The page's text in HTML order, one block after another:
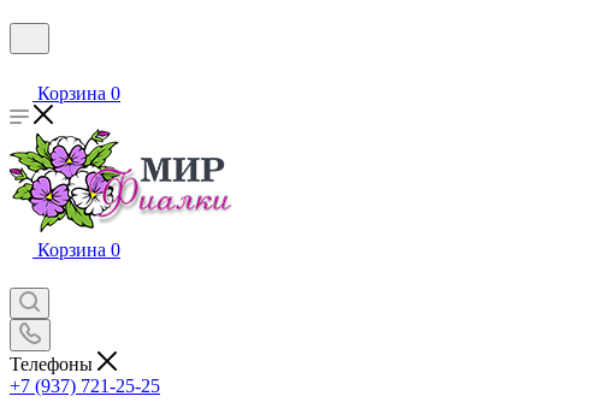
Корзина 0
Корзина 0
Телефоны
+7 (937) 721-25-25